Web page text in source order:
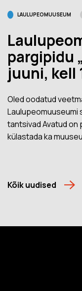
LAULUPEOMUUSEUM
pargipidu
juuni, kell
Oled oodatud
Laulupeomuuseumi
tantsivad Avatud on
külastada ka
Kõik uudised